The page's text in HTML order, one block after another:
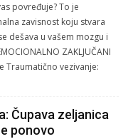
povređuje? To je
zavisnost koju stvara
dešava u vašem mozgu i
ZAKLJUČANI
Traumatično vezivanje:
Čupava zeljanica
ponovo